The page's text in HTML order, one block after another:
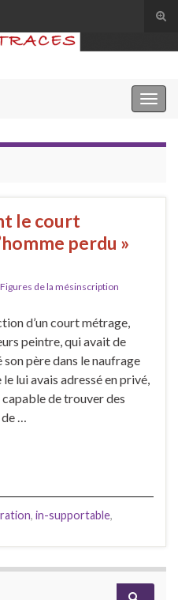
le court
perdu »
Figures de la mésinscription
d’un court métrage,
peintre, qui avait de
père dans le naufrage
lui avais adressé en privé,
de trouver des
…
, in-supportable,